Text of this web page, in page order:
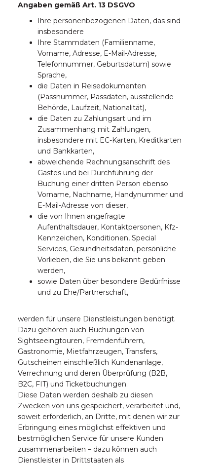
Angaben gemäß Art. 13 DSGVO
Ihre personenbezogenen Daten, das sind
insbesondere
Ihre Stammdaten (Familienname,
Vorname, Adresse, E-Mail-Adresse,
Telefonnummer, Geburtsdatum) sowie
Sprache,
die Daten in Reisedokumenten
(Passnummer, Passdaten, ausstellende
Behörde, Laufzeit, Nationalität),
die Daten zu Zahlungsart und im
Zusammenhang mit Zahlungen,
insbesondere mit EC-Karten, Kreditkarten
und Bankkarten,
abweichende Rechnungsanschrift des
Gastes und bei Durchführung der
Buchung einer dritten Person ebenso
Vorname, Nachname, Handynummer und
E-Mail-Adresse von dieser,
die von Ihnen angefragte
Aufenthaltsdauer, Kontaktpersonen, Kfz-
Kennzeichen, Konditionen, Special
Services, Gesundheitsdaten, persönliche
Vorlieben, die Sie uns bekannt geben
werden,
sowie Daten über besondere Bedürfnisse
und zu Ehe/Partnerschaft,
werden für unsere Dienstleistungen benötigt.
Dazu gehören auch Buchungen von
Sightseeingtouren, Fremdenführern,
Gastronomie, Mietfahrzeugen, Transfers,
Gutscheinen einschließlich Kundenanlage,
Verrechnung und deren Überprüfung (B2B,
B2C, FIT) und Ticketbuchungen.
Diese Daten werden deshalb zu diesen
Zwecken von uns gespeichert, verarbeitet und,
soweit erforderlich, an Dritte, mit denen wir zur
Erbringung eines möglichst effektiven und
bestmöglichen Service für unsere Kunden
zusammenarbeiten – dazu können auch
Dienstleister in Drittstaaten als